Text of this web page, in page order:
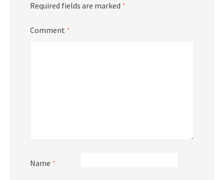
Required fields are marked *
Comment *
Name *